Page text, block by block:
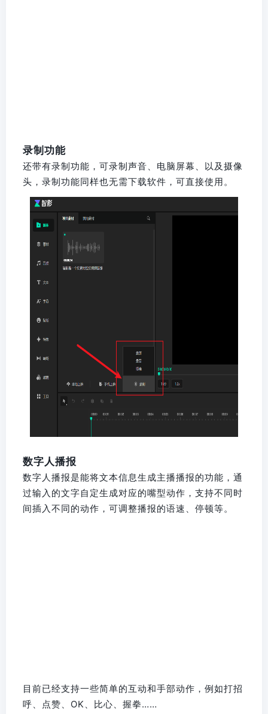
录制功能
还带有录制功能，可录制声音、电脑屏幕、以及摄像
头，录制功能同样也无需下载软件，可直接使用。
数字人播报
数字人播报是能将文本信息生成主播播报的功能，通
过输入的文字自定生成对应的嘴型动作，支持不同时
间插入不同的动作，可调整播报的语速、停顿等。
目前已经支持一些简单的互动和手部动作，例如打招
呼、点赞、OK、比心、握拳……